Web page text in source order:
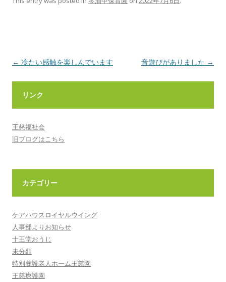
Post
← 冷たい感触を楽しんでいます 音遊びがありました →
リンク
王慈福祉会
旧ブログはこちら
カテゴリー
ケアハウスロイヤルウイング
人事部よりお知らせ
十王堂おうじ
未分類
特別養護老人ホーム王慈園
王慈療護園